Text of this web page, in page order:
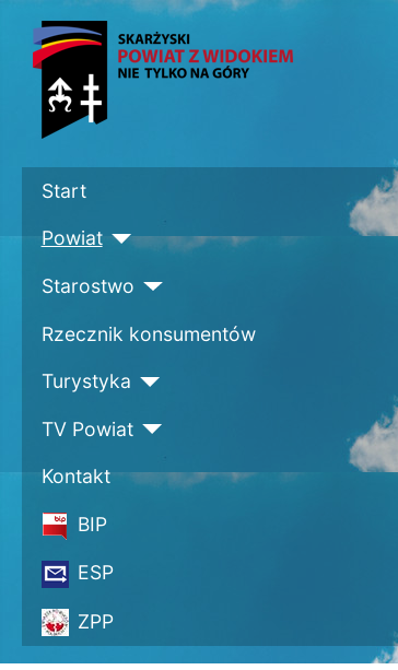
Start
Powiat
Starostwo
Rzecznik konsumentów
Turystyka
TV Powiat
Kontakt
BIP
ESP
ZPP